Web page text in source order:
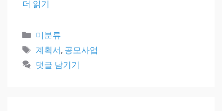
더 읽기
카
테
리
미분류
태
그
계획서 , 공모사업
댓글 남기기